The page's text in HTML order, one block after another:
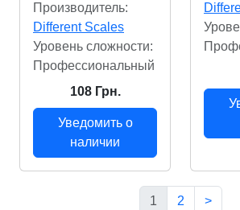
Производитель:
Different Scales
Уровень сложности:
Профессиональный
108 Грн.
Уведомить о
наличии
1 2 >